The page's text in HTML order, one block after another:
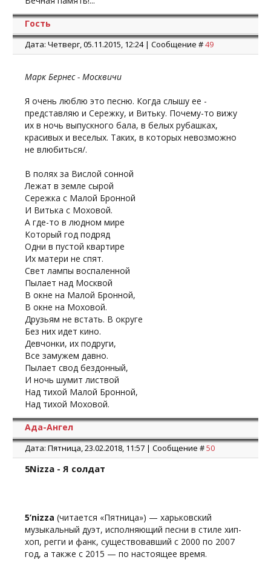
смертью детей. Они сбрасывались в выгребные ямы,
сжигались за оградой лагеря и частично
закапывались в лесу вблизи лагеря.
действительность детского барака и истинные
Массовую беспрерывную смертность детей
вызывали те эксперименты, для которых в роли
лабораторных животных использовались
маленькие мученики Саласпилса.
дипломами больным детям делают инъекции —
впрыскивают разнообразные жидкости, вводят в
прямую кишку мочу, заставляют принимать во
внутрь разные средства…
(сборник архивных документов "Латвия под игом
нацизма")
Гость
Дата: Четверг, 05.11.2015, 12:24 | Сообщение #49
Марк Бернес - Москвичи
Я очень люблю это песню. Когда слышу ее -
представляю и Сережку, и Витьку. Почему-то вижу
их в ночь выпускного бала, в белых рубашках,
красивых и веселых. Таких, в которых невозможно
не влюбиться/.
В полях за Вислой сонной
Лежат в земле сырой
Сережка с Малой Бронной
И Витька с Моховой.
А где-то в людном мире
Который год подряд
Одни в пустой квартире
Их матери не спят.
Свет лампы воспаленной
Пылает над Москвой
В окне на Малой Бронной,
В окне на Моховой.
Друзьям не встать. В округе
Без них идет кино.
Девчонки, их подруги,
Все замужем давно.
Пылает свод бездонный,
И ночь шумит листвой
Над тихой Малой Бронной,
Над тихой Моховой.
Ада-Ангел
Дата: Пятница, 23.02.2018, 11:57 | Сообщение #50
5Nizza - Я солдат
5’nizza (читается «Пятница») — харьковский
музыкальный дуэт, исполняющий песни в стиле хип-
хоп, регги и фанк, существовавший с 2000 по 2007
год, а также с 2015 — по настоящее время.